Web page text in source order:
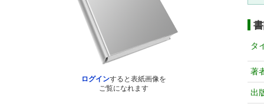
ログインすると表紙画像を
ご覧になれます
タ
著
出